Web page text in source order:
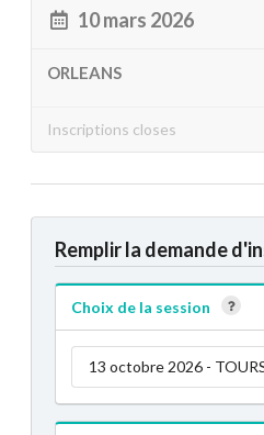
10 mars 2026
ORLEANS
Inscriptions closes
Remplir la demande
Choix de la session
13 octobre 2026 -